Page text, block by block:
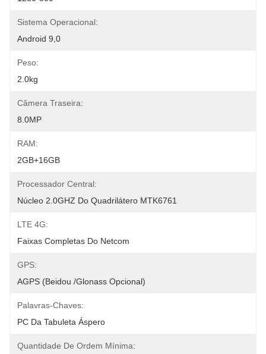
Sistema Operacional:
Android 9,0
Peso:
2.0kg
Câmera Traseira:
8.0MP
RAM:
2GB+16GB
Processador Central:
Núcleo 2.0GHZ Do Quadrilátero MTK6761
LTE 4G:
Faixas Completas Do Netcom
GPS:
AGPS (Beidou /Glonass Opcional)
Palavras-Chaves:
PC Da Tabuleta Áspero
Quantidade De Ordem Mínima: